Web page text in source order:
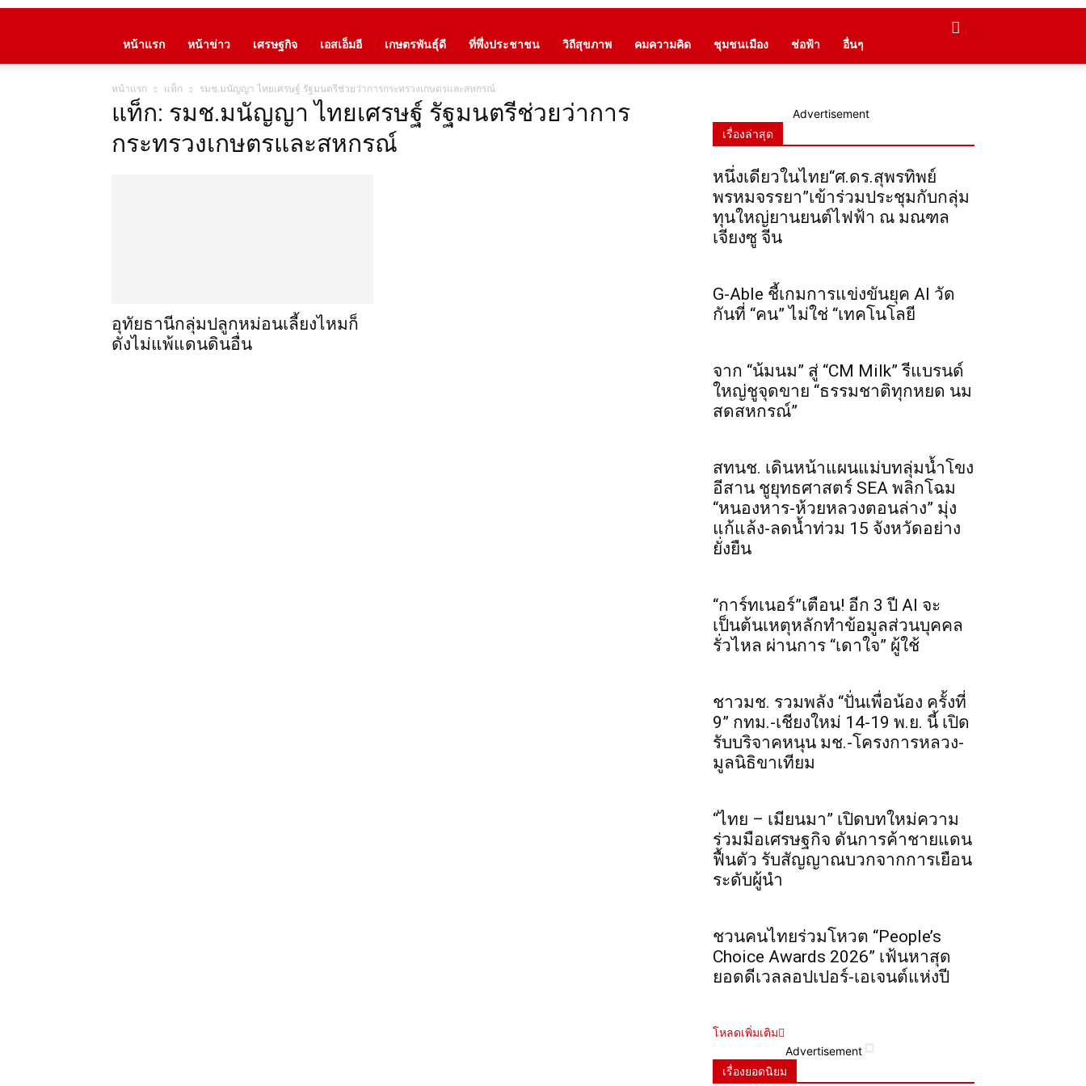
หน้าแรก หน้าข่าว เศรษฐกิจ เอสเอ็มอี เกษตรพันธุ์ดี ที่พึ่งประชาชน วิถีสุขภาพ คมความคิด ชุมชนเมือง ช่อฟ้า อื่นๆ
หน้าแรก แท็ก รมช.มนัญญา ไทยเศรษฐ์ รัฐมนตรีช่วยว่าการกระทรวงเกษตรและสหกรณ์
แท็ก: รมช.มนัญญา ไทยเศรษฐ์ รัฐมนตรีช่วยว่าการ
กระทรวงเกษตรและสหกรณ์
อุทัยธานีกลุ่มปลูกหม่อนเลี้ยงไหมก็
ดังไม่แพ้แดนดินอื่น
Advertisement
เรื่องล่าสุด
หนึ่งเดียวในไทย“ศ.ดร.สุพรทิพย์
พรหมจรรยา”เข้าร่วมประชุมกับกลุ่ม
ทุนใหญ่ยานยนต์ไฟฟ้า ณ มณฑล
เจียงซู จีน
G-Able ชี้เกมการแข่งขันยุค AI วัด
กันที่ “คน” ไม่ใช่ “เทคโนโลยี
จาก “น้มนม” สู่ “CM Milk” รีแบรนด์
ใหญ่ชูจุดขาย “ธรรมชาติทุกหยด นม
สดสหกรณ์”
สทนช. เดินหน้าแผนแม่บทลุ่มน้ำโขง
อีสาน ชูยุทธศาสตร์ SEA พลิกโฉม
“หนองหาร-ห้วยหลวงตอนล่าง” มุ่ง
แก้แล้ง-ลดน้ำท่วม 15 จังหวัดอย่าง
ยั่งยืน
“การ์ทเนอร์”เตือน! อีก 3 ปี AI จะ
เป็นต้นเหตุหลักทำข้อมูลส่วนบุคคล
รั่วไหล ผ่านการ “เดาใจ” ผู้ใช้
ชาวมช. รวมพลัง “ปั่นเพื่อน้อง ครั้งที่
9” กทม.-เชียงใหม่ 14-19 พ.ย. นี้ เปิด
รับบริจาคหนุน มช.-โครงการหลวง-
มูลนิธิขาเทียม
“ไทย – เมียนมา” เปิดบทใหม่ความ
ร่วมมือเศรษฐกิจ ดันการค้าชายแดน
ฟื้นตัว รับสัญญาณบวกจากการเยือน
ระดับผู้นำ
ชวนคนไทยร่วมโหวต “People’s
Choice Awards 2026” เฟ้นหาสุด
ยอดดีเวลลอปเปอร์-เอเจนต์แห่งปี
โหลดเพิ่มเติม
Advertisement
เรื่องยอดนิยม